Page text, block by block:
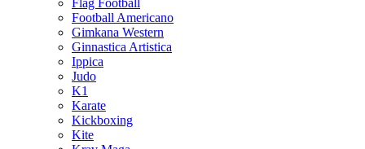
Flag Football
Football Americano
Gimkana Western
Ginnastica Artistica
Ippica
Judo
K1
Karate
Kickboxing
Kite